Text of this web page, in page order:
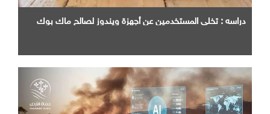
دراسه : تخلي المستخدمين عن أجهزة ويندوز لصالح ماك بوك